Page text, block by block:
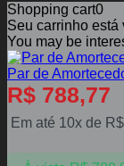
Shopping cart0
Seu carrinho está
You may be
Par de
R$ 788,77
Em até 10x de R$